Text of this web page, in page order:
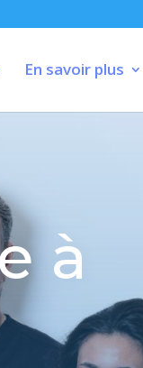
En savoir plus
à